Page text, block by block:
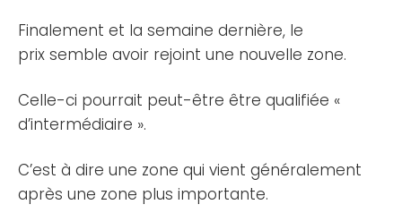
Finalement et la semaine dernière, le
prix semble avoir rejoint une nouvelle zone.
Celle-ci pourrait peut-être être qualifiée «
d’intermédiaire ».
C’est à dire une zone qui vient généralement
après une zone plus importante.